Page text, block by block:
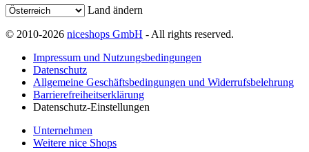
Land ändern
© 2010-2026 niceshops GmbH - All rights reserved.
Impressum und Nutzungsbedingungen
Datenschutz
Allgemeine Geschäftsbedingungen und Widerrufsbelehrung
Barrierefreiheitserklärung
Datenschutz-Einstellungen
Unternehmen
Weitere nice Shops